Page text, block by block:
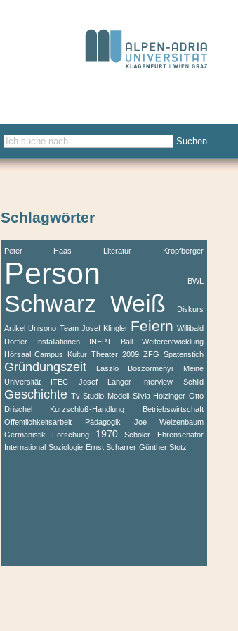
Schlagwörter
Peter Haas Literatur Kropfberger
Person BWL
Schwarz Weiß Diskurs
Artikel Unisono Team Josef Klingler Feiern Willibald
Dörfler
Installationen INEPT Ball
Weiterentwicklung
Hörsaal Campus Kultur Theater 2009 ZFG Spatenstich
Gründungszeit Laszlo Böszörmenyi
Meine
Universität
ITEC Josef Langer Interview Schild
Geschichte Tv-Studio Modell Silvia Holzinger Otto
Drischel
Kurzschluß-Handlung
Betriebswirtschaft
Öffentlichkeitsarbeit
Pädagogik
Joe Weizenbaum
Germanistik
Forschung 1970 Schöler
Ehrensenator
International Soziologie Ernst Scharrer Günther Stotz